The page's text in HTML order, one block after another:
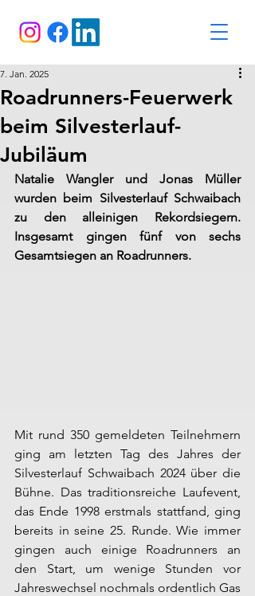
Roadrunners-Feuerwerk
beim Silvesterlauf-
Jubiläum
7. Jan. 2025
Natalie Wangler und Jonas Müller
wurden beim Silvesterlauf Schwaibach
zu den alleinigen Rekordsiegern.
Insgesamt gingen fünf von sechs
Gesamtsiegen an Roadrunners.
Mit rund 350 gemeldeten Teilnehmern
ging am letzten Tag des Jahres der
Silvesterlauf Schwaibach 2024 über die
Bühne. Das traditionsreiche Laufevent,
das Ende 1998 erstmals stattfand, ging
bereits in seine 25. Runde. Wie immer
gingen auch einige Roadrunners an
den Start, um wenige Stunden vor
Jahreswechsel nochmals ordentlich Gas